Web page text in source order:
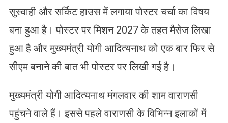
सुस्वाही और सर्किट हाउस में लगाया पोस्टर चर्चा का विषय
बना हुआ है। पोस्टर पर मिशन 2027 के तहत मैसेज लिखा
हुआ है और मुख्यमंत्री योगी आदित्यनाथ को एक बार फिर से
सीएम बनाने की बात भी पोस्टर पर लिखी गई है।
मुख्यमंत्री योगी आदित्यनाथ मंगलवार की शाम वाराणसी
पहुंचने वाले हैं। इससे पहले वाराणसी के विभिन्न इलाकों में